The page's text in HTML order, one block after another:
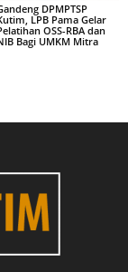
DPMPTSP
LPB Pama Gelar
OSS-RBA dan
Bagi UMKM Mitra